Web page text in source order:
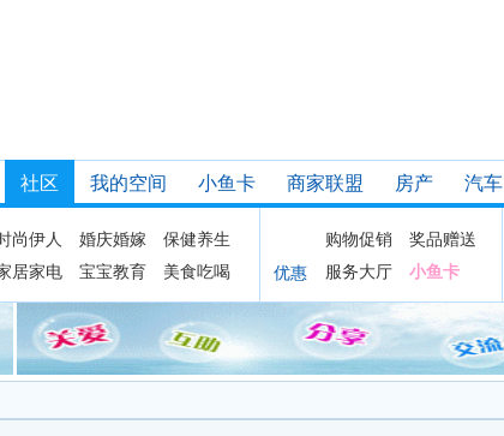
社区 我的空间 小鱼卡 商家联盟 房产 汽车
尚伊人 婚庆婚嫁
保健养生
居家电
宝宝教育 美食吃喝 优惠
购物促销
奖品赠送
服务大厅
小鱼卡